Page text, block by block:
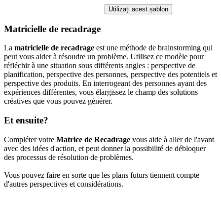
Utilizați acest șablon
Matricielle de recadrage
La matricielle de recadrage est une méthode de brainstorming qui
peut vous aider à résoudre un problème. Utilisez ce modèle pour
réfléchir à une situation sous différents angles : perspective de
planification, perspective des personnes, perspective des potentiels et
perspective des produits. En interrogeant des personnes ayant des
expériences différentes, vous élargissez le champ des solutions
créatives que vous pouvez générer.
Et ensuite?
Compléter votre Matrice de Recadrage vous aide à aller de l'avant
avec des idées d'action, et peut donner la possibilité de débloquer
des processus de résolution de problèmes.
Vous pouvez faire en sorte que les plans futurs tiennent compte
d'autres perspectives et considérations.